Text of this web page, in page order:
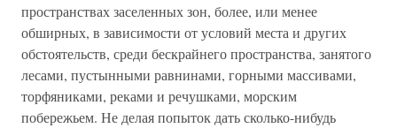
пространствах заселенных зон, более, или менее
обширных, в зависимости от условий места и других
обстоятельств, среди бескрайнего пространства, занятого
лесами, пустынными равнинами, горными массивами,
торфяниками, реками и речушками, морским
побережьем. Не делая попыток дать сколько-нибудь